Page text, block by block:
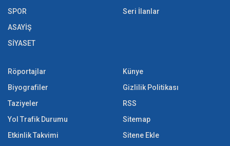
SPOR
ASAYİŞ
SİYASET
Seri İlanlar
Röportajlar
Biyografiler
Taziyeler
Yol Trafik Durumu
Etkinlik Takvimi
Künye
Gizlilik Politikası
RSS
Sitemap
Sitene Ekle